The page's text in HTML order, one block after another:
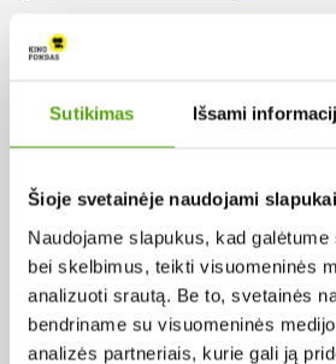
Sutikimas Išsami
Šioje svetainėje naudojami slapukai
Naudojame slapukus, kad
bei skelbimus, teikti visuomeninės
analizuoti srautą. Be to, svetainės
bendriname su visuomeninės
analizės partneriais, kurie gali ją
Pagal šalį:
Vokietija
Pagal abėcėlę:
Rezultatų